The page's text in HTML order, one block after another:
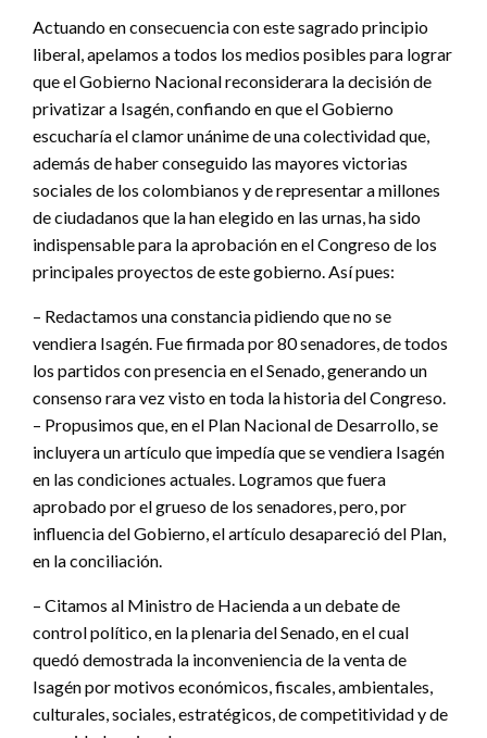
Actuando en consecuencia con este sagrado principio
liberal, apelamos a todos los medios posibles para lograr
que el Gobierno Nacional reconsiderara la decisión de
privatizar a Isagén, confiando en que el Gobierno
escucharía el clamor unánime de una colectividad que,
además de haber conseguido las mayores victorias
sociales de los colombianos y de representar a millones
de ciudadanos que la han elegido en las urnas, ha sido
indispensable para la aprobación en el Congreso de los
principales proyectos de este gobierno. Así pues:
– Redactamos una constancia pidiendo que no se
vendiera Isagén. Fue firmada por 80 senadores, de todos
los partidos con presencia en el Senado, generando un
consenso rara vez visto en toda la historia del Congreso.
– Propusimos que, en el Plan Nacional de Desarrollo, se
incluyera un artículo que impedía que se vendiera Isagén
en las condiciones actuales. Logramos que fuera
aprobado por el grueso de los senadores, pero, por
influencia del Gobierno, el artículo desapareció del Plan,
en la conciliación.
– Citamos al Ministro de Hacienda a un debate de
control político, en la plenaria del Senado, en el cual
quedó demostrada la inconveniencia de la venta de
Isagén por motivos económicos, fiscales, ambientales,
culturales, sociales, estratégicos, de competitividad y de